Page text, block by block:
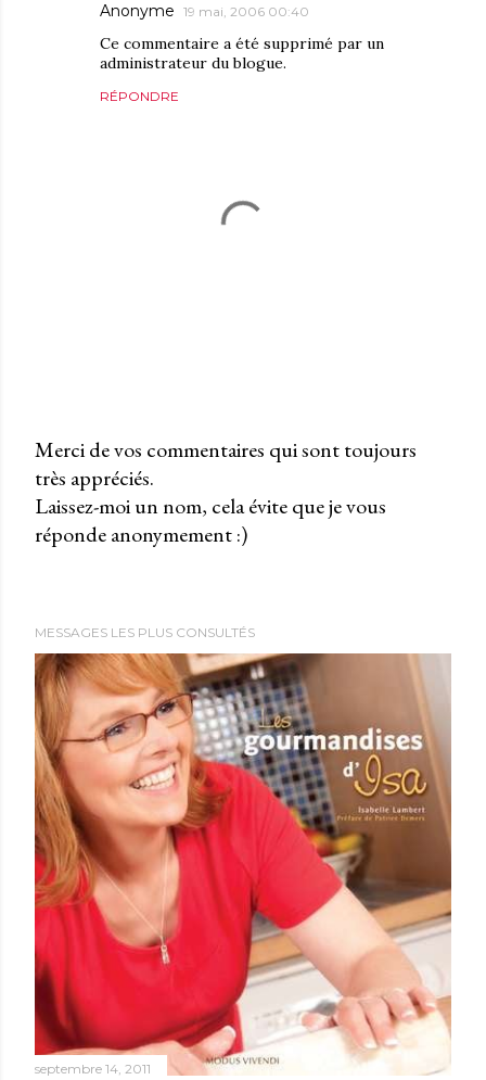
Anonyme 19 mai, 2006 00:40
Ce commentaire a été supprimé par un
administrateur du blogue.
RÉPONDRE
P
u
b
r
u
n
c
o
m
m
e
n
t
a
i
r
e
Merci de vos commentaires qui sont toujours
très appréciés.
Laissez-moi un nom, cela évite que je vous
réponde anonymement :)
MESSAGES LES PLUS CONSULTÉS
septembre 14, 2011